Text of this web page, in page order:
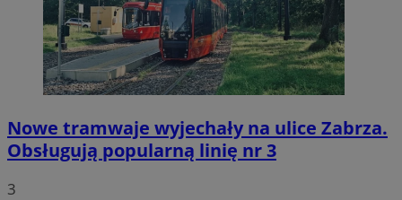
Nowe tramwaje wyjechały na ulice Zabrza.
Obsługują popularną linię nr 3
3